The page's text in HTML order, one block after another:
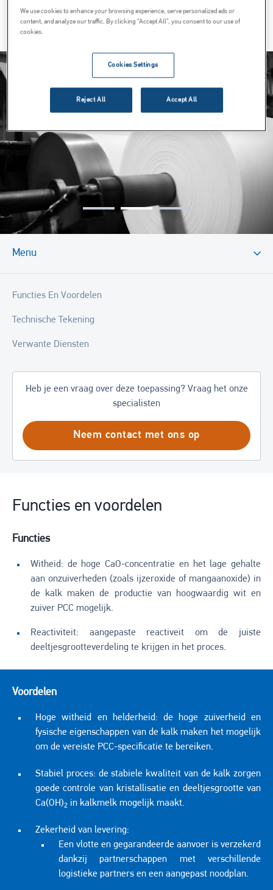
Vraag het onze specialisten
Image
Menu
Functies En Voordelen
Technische Tekening
Verwante Diensten
Heb je een vraag over deze toepassing? Vraag het onze
specialisten
Neem contact met ons op
Functies en voordelen
Functies
Witheid: de hoge CaO-concentratie en het lage gehalte
aan onzuiverheden (zoals ijzeroxide of mangaanoxide) in
de kalk maken de productie van hoogwaardig wit en
zuiver PCC mogelijk.
Reactiviteit: aangepaste reactiveit om de juiste
deeltjesgrootteverdeling te krijgen in het proces.
Voordelen
Hoge witheid en helderheid: de hoge zuiverheid en
fysische eigenschappen van de kalk maken het mogelijk
om de vereiste PCC-specificatie te bereiken.
Stabiel proces: de stabiele kwaliteit van de kalk zorgen
goede controle van kristallisatie en deeltjesgrootte van
Ca(OH)2 in kalkmelk mogelijk maakt.
Zekerheid van levering:
Een vlotte en gegarandeerde aanvoer is verzekerd
dankzij partnerschappen met verschillende
logistieke partners en een aangepast noodplan.
We use cookies to enhance your browsing experience, serve personalized ads or
content, and analyze our traffic. By clicking “Accept All”, you consent to our use of
cookies.
Cookies Settings
Reject All Accept All